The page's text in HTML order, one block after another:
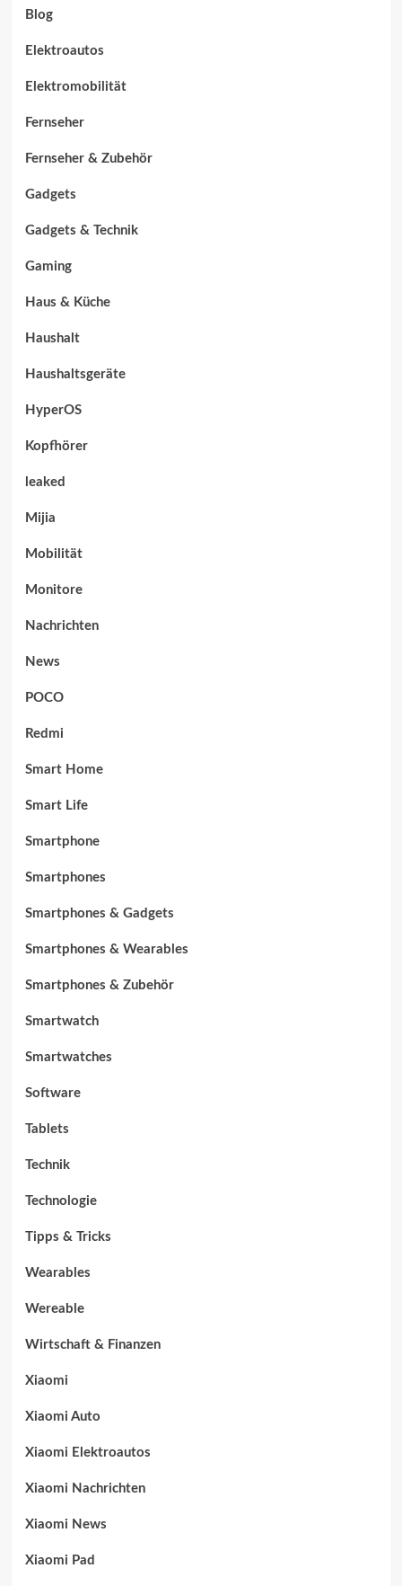
Blog
Elektroautos
Elektromobilität
Fernseher
Fernseher & Zubehör
Gadgets
Gadgets & Technik
Gaming
Haus & Küche
Haushalt
Haushaltsgeräte
HyperOS
Kopfhörer
leaked
Mijia
Mobilität
Monitore
Nachrichten
News
POCO
Redmi
Smart Home
Smart Life
Smartphone
Smartphones
Smartphones & Gadgets
Smartphones & Wearables
Smartphones & Zubehör
Smartwatch
Smartwatches
Software
Tablets
Technik
Technologie
Tipps & Tricks
Wearables
Wereable
Wirtschaft & Finanzen
Xiaomi
Xiaomi Auto
Xiaomi Elektroautos
Xiaomi Nachrichten
Xiaomi News
Xiaomi Pad